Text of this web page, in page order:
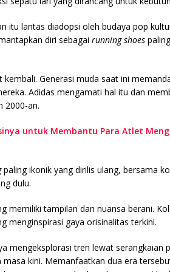
itu lantas diadopsi oleh budaya pop
diri sebagai running shoes
Generasi muda saat ini
Adidas mengamati hal itu dan
2000-an.
untuk Membantu Para Atlet
paling ikonik yang dirilis ulang, bersama
dulu.
memiliki tampilan dan nuansa berani.
menginspirasi gaya orisinalitas terkini.
mengeksplorasi tren lewat serangkaian
kini. Memanfaatkan dua era